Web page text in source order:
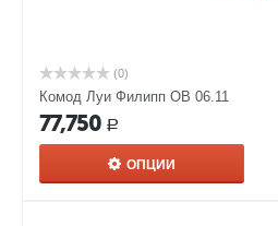
(0)
Комод Луи Филипп ОВ 06.11
77,750 Р
ОПЦИИ